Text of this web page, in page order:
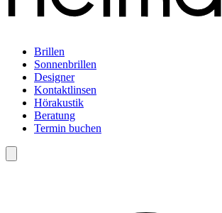
Brillen
Sonnenbrillen
Designer
Kontaktlinsen
Hörakustik
Beratung
Termin buchen